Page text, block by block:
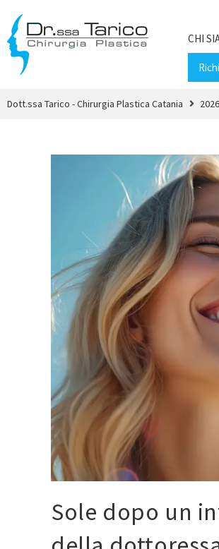
CHI
Dott.ssa Tarico - Chirurgia Plastica Catania 2026
Sole dopo un